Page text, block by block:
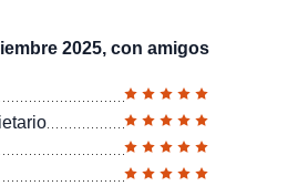
2025, con amigos